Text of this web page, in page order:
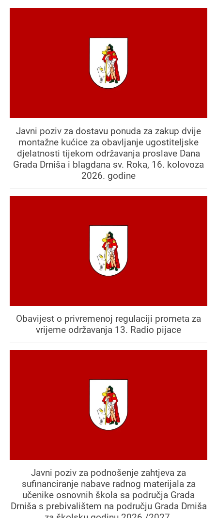
Javni poziv za dostavu ponuda za zakup dvije
montažne kućice za obavljanje ugostiteljske
djelatnosti tijekom održavanja proslave Dana
Grada Drniša i blagdana sv. Roka, 16. kolovoza
2026. godine
Obavijest o privremenoj regulaciji prometa za
vrijeme održavanja 13. Radio pijace
Javni poziv za podnošenje zahtjeva za
sufinanciranje nabave radnog materijala za
učenike osnovnih škola sa područja Grada
Drniša s prebivalištem na području Grada Drniša